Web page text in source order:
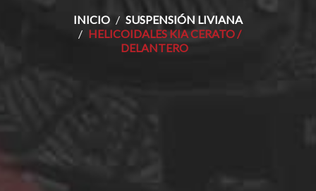
INICIO
SUSPENSIÓN LIVIANA
HELICOIDALES KIA CERATO /
DELANTERO